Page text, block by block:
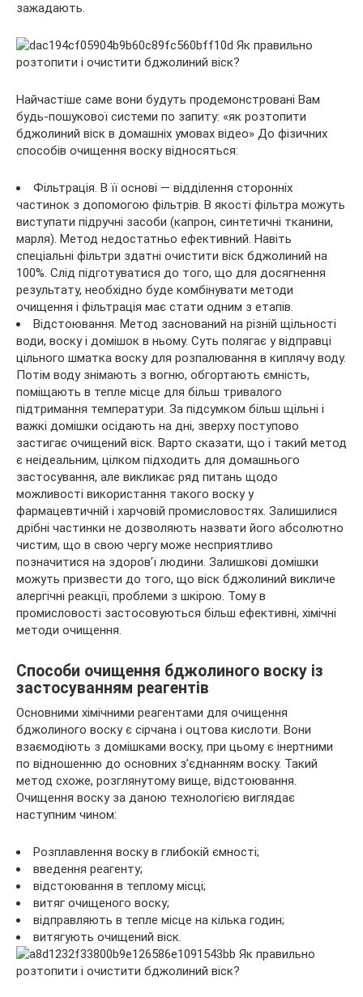
зажадають.
Найчастіше саме вони будуть продемонстровані Вам
будь-пошукової системи по запиту: «як розтопити
бджолиний віск в домашніх умовах відео» До фізичних
способів очищення воску відносяться:
Фільтрація. В її основі — відділення сторонніх
частинок з допомогою фільтрів. В якості фільтра можуть
виступати підручні засоби (капрон, синтетичні тканини,
марля). Метод недостатньо ефективний. Навіть
спеціальні фільтри здатні очистити віск бджолиний на
100%. Слід підготуватися до того, що для досягнення
результату, необхідно буде комбінувати методи
очищення і фільтрація має стати одним з етапів.
Відстоювання. Метод заснований на різній щільності
води, воску і домішок в ньому. Суть полягає у відправці
цільного шматка воску для розпалювання в киплячу воду.
Потім воду знімають з вогню, обгортають ємність,
поміщають в тепле місце для більш тривалого
підтримання температури. За підсумком більш щільні і
важкі домішки осідають на дні, зверху поступово
застигає очищений віск. Варто сказати, що і такий метод
є неідеальним, цілком підходить для домашнього
застосування, але викликає ряд питань щодо
можливості використання такого воску у
фармацевтичній і харчовій промисловостях. Залишилися
дрібні частинки не дозволяють назвати його абсолютно
чистим, що в свою чергу може несприятливо
позначитися на здоров’ї людини. Залишкові домішки
можуть призвести до того, що віск бджолиний викличе
алергічні реакції, проблеми з шкірою. Тому в
промисловості застосовуються більш ефективні, хімічні
методи очищення.
Способи очищення бджолиного воску із
застосуванням реагентів
Основними хімічними реагентами для очищення
бджолиного воску є сірчана і оцтова кислоти. Вони
взаємодіють з домішками воску, при цьому є інертними
по відношенню до основних з’єднанням воску. Такий
метод схоже, розглянутому вище, відстоювання.
Очищення воску за даною технологією виглядає
наступним чином:
Розплавлення воску в глибокій ємності;
введення реагенту;
відстоювання в теплому місці;
витяг очищеного воску;
відправляють в тепле місце на кілька годин;
витягують очищений віск.